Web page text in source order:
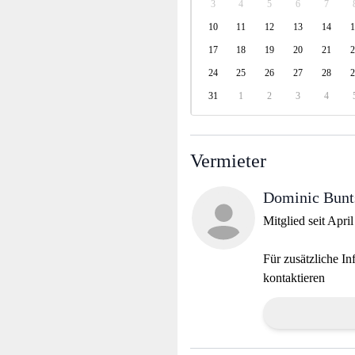
3 4 5 6 7
10 11 12 13 14
17 18 19 20 21
24 25 26 27 28
31 1 2 3 4
Vermieter
Dominic
Mitglied seit
Für zusätzliche
kontaktieren